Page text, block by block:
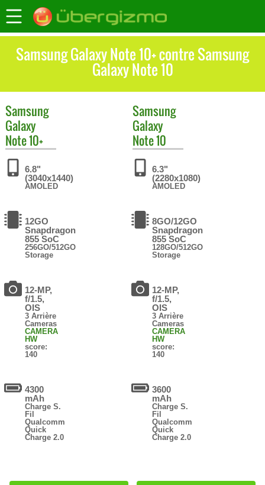
Samsung Galaxy Note 10+ contre Samsung
Galaxy Note 10
Samsung
Galaxy
Note 10+
6.8"
(3040x1440)
AMOLED
12GO
Snapdragon
855 SoC
256GO/512GO
Storage
12-MP,
f/1.5,
OIS
3 Arrière
Cameras
CAMERA
HW
score:
140
4300
mAh
Charge S.
Fil
Qualcomm
Quick
Charge 2.0
Samsung
Galaxy
Note 10
6.3"
(2280x1080)
AMOLED
8GO/12GO
Snapdragon
855 SoC
128GO/512GO
Storage
12-MP,
f/1.5,
OIS
3 Arrière
Cameras
CAMERA
HW
score:
140
3600
mAh
Charge S.
Fil
Qualcomm
Quick
Charge 2.0